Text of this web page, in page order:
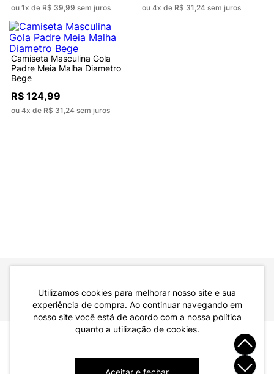
Utilizamos cookies para melhorar nosso site e sua
experiência de compra. Ao continuar navegando em
nosso site você está de acordo com a nossa política
quanto a utilização de cookies.
Aceitar e fechar
ou 1x de R$ 39,99 sem juros ou 4x de R$ 31,24 sem juros
Camiseta Masculina Gola
Padre Meia Malha Diametro
Bege
R$ 124,99
ou 4x de R$ 31,24 sem juros
Atendimento Dúvidas Trocas Conta